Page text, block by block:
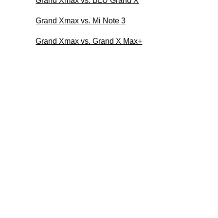
Grand Xmax vs. Mi Note 3
Grand Xmax vs. Grand X Max+